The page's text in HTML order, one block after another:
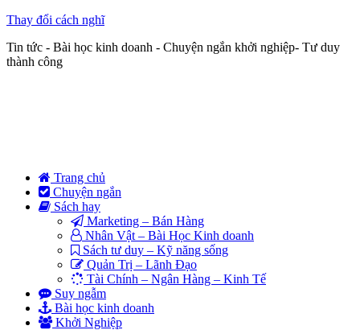
Thay đổi cách nghĩ
Tin tức - Bài học kinh doanh - Chuyện ngắn khởi nghiệp- Tư duy
thành công
Trang chủ
Chuyện ngắn
Sách hay
Marketing – Bán Hàng
Nhân Vật – Bài Học Kinh doanh
Sách tư duy – Kỹ năng sống
Quản Trị – Lãnh Đạo
Tài Chính – Ngân Hàng – Kinh Tế
Suy ngẫm
Bài học kinh doanh
Khởi Nghiệp